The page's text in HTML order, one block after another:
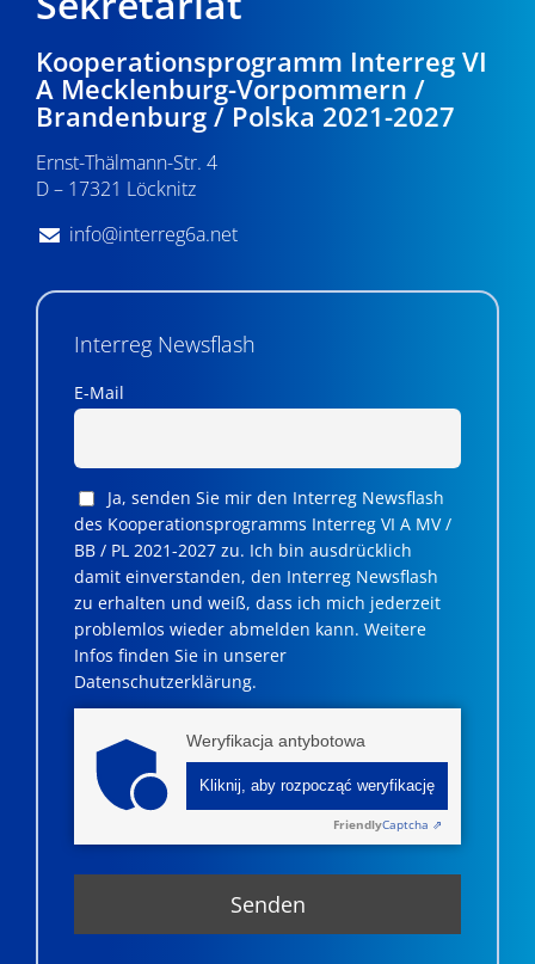
Kooperationsprogramm Interreg VI
A Mecklenburg-Vorpommern /
Brandenburg / Polska 2021-2027
Ernst-Thälmann-Str. 4
D – 17321 Löcknitz
info@interreg6a.net
Interreg Newsflash
E-Mail
Ja, senden Sie mir den Interreg Newsflash
des Kooperationsprogramms Interreg VI A MV /
BB / PL 2021-2027 zu. Ich bin ausdrücklich
damit einverstanden, den Interreg Newsflash
zu erhalten und weiß, dass ich mich jederzeit
problemlos wieder abmelden kann. Weitere
Infos finden Sie in unserer
Datenschutzerklärung.
Weryfikacja antybotowa
Kliknij, aby rozpocząć weryfikację
FriendlyCaptcha ⇗